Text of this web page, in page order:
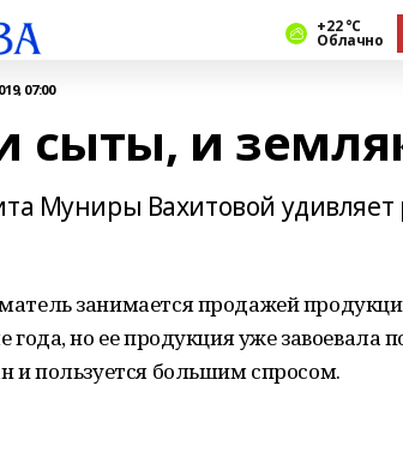
+22 °С
Облачно
07:00
сыты, и
Муниры Вахитовой
занимается продажей
года, но ее продукция уже завоевала
и пользуется большим спросом.